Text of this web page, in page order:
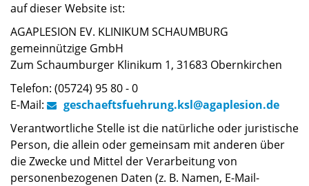
auf dieser Website ist:
AGAPLESION EV. KLINIKUM SCHAUMBURG
gemeinnützige GmbH
Zum Schaumburger Klinikum 1, 31683 Obernkirchen
Telefon: (05724) 95 80 - 0
E-Mail:
geschaeftsfuehrung.ksl@agaplesion.de
Verantwortliche Stelle ist die natürliche oder juristische
Person, die allein oder gemeinsam mit anderen über
die Zwecke und Mittel der Verarbeitung von
personenbezogenen Daten (z. B. Namen, E-Mail-